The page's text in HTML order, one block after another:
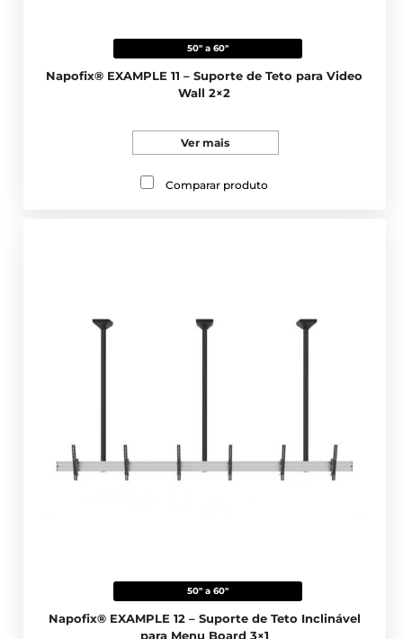
50" a 60"
Napofix® EXAMPLE 11 – Suporte de Teto para Video
Wall 2×2
Ver mais
Comparar produto
50" a 60"
Napofix® EXAMPLE 12 – Suporte de Teto Inclinável
para Menu Board 3×1